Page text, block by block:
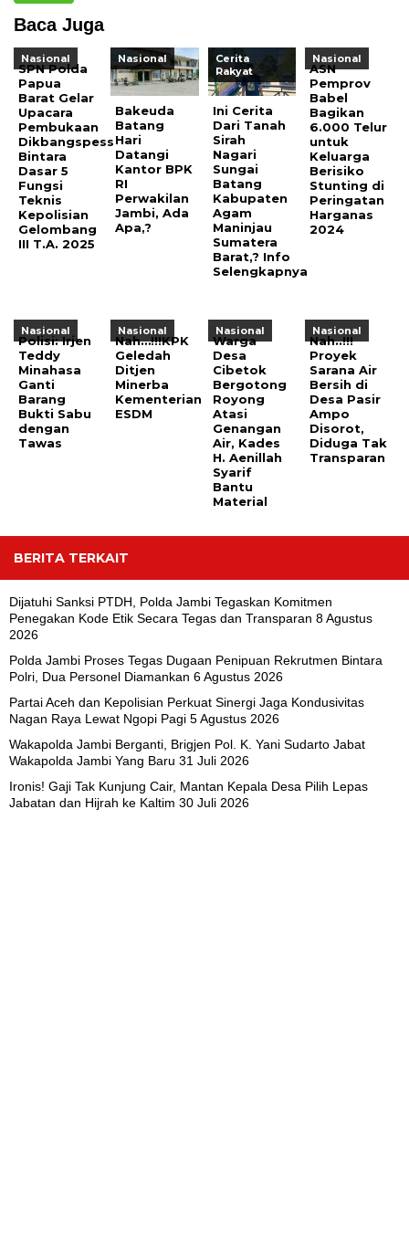
Baca Juga
Nasional
SPN Polda
Papua
Barat Gelar
Upacara
Pembukaan
Dikbangspess
Bintara
Dasar 5
Fungsi
Teknis
Kepolisian
Gelombang
III T.A. 2025
Nasional
Bakeuda
Batang
Hari
Datangi
Kantor BPK
RI
Perwakilan
Jambi, Ada
Apa,?
Cerita
Rakyat
Ini Cerita
Dari Tanah
Sirah
Nagari
Sungai
Batang
Kabupaten
Agam
Maninjau
Sumatera
Barat,? Info
Selengkapnya
Nasional
ASN
Pemprov
Babel
Bagikan
6.000 Telur
untuk
Keluarga
Berisiko
Stunting di
Peringatan
Harganas
2024
Nasional
Polisi: Irjen
Teddy
Minahasa
Ganti
Barang
Bukti Sabu
dengan
Tawas
Nasional
Nah…!!!KPK
Geledah
Ditjen
Minerba
Kementerian
ESDM
Nasional
Warga
Desa
Cibetok
Bergotong
Royong
Atasi
Genangan
Air, Kades
H. Aenillah
Syarif
Bantu
Material
Nasional
Nah..!!!
Proyek
Sarana Air
Bersih di
Desa Pasir
Ampo
Disorot,
Diduga Tak
Transparan
BERITA TERKAIT
Dijatuhi Sanksi PTDH, Polda Jambi Tegaskan Komitmen
Penegakan Kode Etik Secara Tegas dan Transparan 8 Agustus
2026
Polda Jambi Proses Tegas Dugaan Penipuan Rekrutmen Bintara
Polri, Dua Personel Diamankan 6 Agustus 2026
Partai Aceh dan Kepolisian Perkuat Sinergi Jaga Kondusivitas
Nagan Raya Lewat Ngopi Pagi 5 Agustus 2026
Wakapolda Jambi Berganti, Brigjen Pol. K. Yani Sudarto Jabat
Wakapolda Jambi Yang Baru 31 Juli 2026
Ironis! Gaji Tak Kunjung Cair, Mantan Kepala Desa Pilih Lepas
Jabatan dan Hijrah ke Kaltim 30 Juli 2026